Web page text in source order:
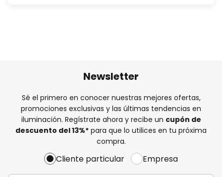
Newsletter
Sé el primero en conocer nuestras mejores ofertas,
promociones exclusivas y las últimas tendencias en
iluminación. Regístrate ahora y recibe un cupón de
descuento del13%* para que lo utilices en tu próxima
compra.
Cliente particular Empresa